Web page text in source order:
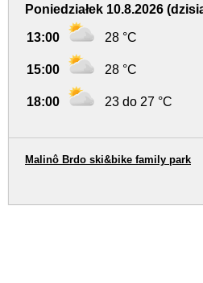
Poniedziałek 10.8.2026
13:00 28 °C
15:00 28 °C
18:00 23 do 27 °C
Malinô Brdo ski&bike family park